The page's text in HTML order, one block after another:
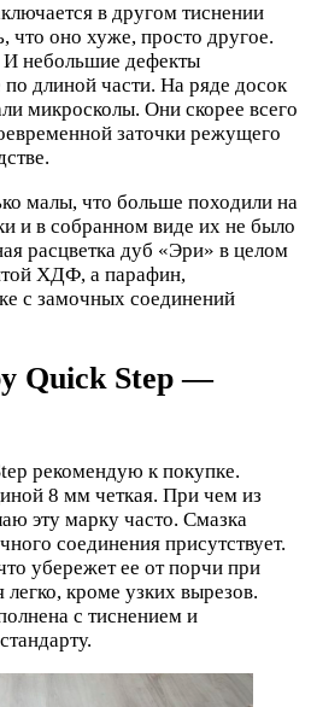
в другом тиснении
что оно хуже, просто другое.
небольшие дефекты
длиной части. На ряде досок
микросколы. Они скорее всего
заточки режущего
малы, что больше походили на
и в собранном виде их не было
расцветка дуб «Эри» в целом
ХДФ, а парафин,
с замочных соединений
Quick Step —
рекомендую к покупке.
8 мм четкая. При чем из
эту марку часто. Смазка
соединения присутствует.
убережет ее от порчи при
кроме узких вырезов.
с тиснением и